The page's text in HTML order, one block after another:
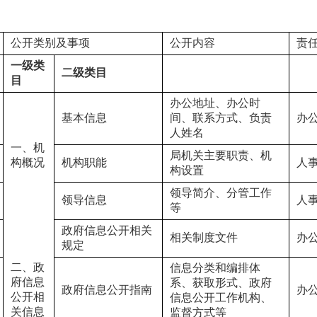
公开类别及事项 公开内容
责
一级类
目
二级类目
一、机
构概况
基本信息
办公地址、办公时
间、联系方式、负责
人姓名
办
机构职能
局机关主要职责、机
构设置
人
领导信息
领导简介、分管工作
等
人
二、政
府信息
公开相
关信息
政府信息公开相关
规定
相关制度文件 办
政府信息公开指南
信息分类和编排体
系、获取形式、政府
信息公开工作机构、
监督方式等
办